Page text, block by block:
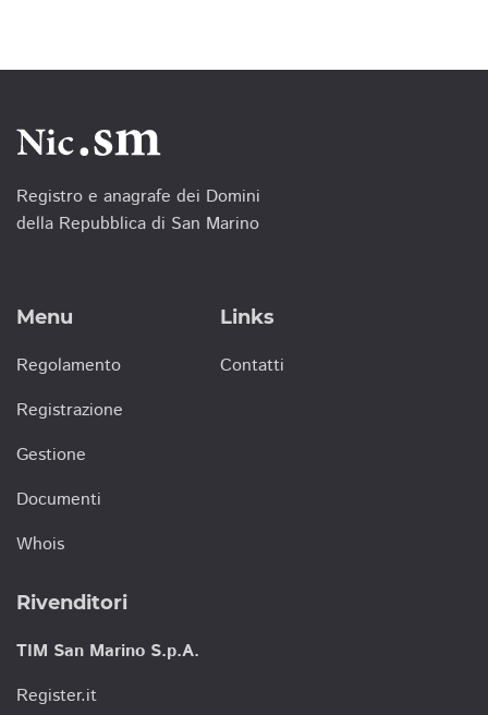
Registro e anagrafe dei Domini
della Repubblica di San Marino
Menu
Regolamento
Registrazione
Gestione
Documenti
Whois
Links
Contatti
Rivenditori
TIM San Marino S.p.A.
Register.it